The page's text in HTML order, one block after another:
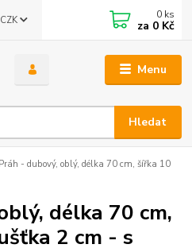
Menu
CZK
Hledat
0 ks
za 0 Kč
Práh - dubový, oblý, délka 70 cm, šířka 10
délka 70 cm,
2 cm - s